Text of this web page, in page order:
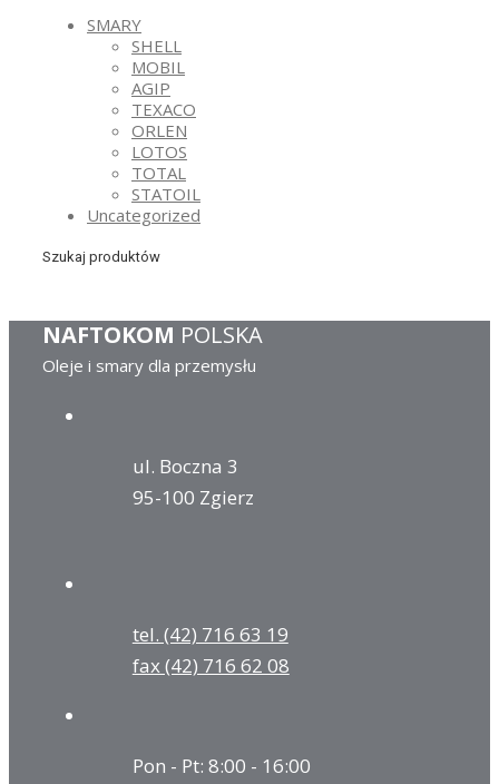
SMARY
SHELL
MOBIL
AGIP
TEXACO
ORLEN
LOTOS
TOTAL
STATOIL
Uncategorized
Szukaj produktów
NAFTOKOM POLSKA
Oleje i smary dla przemysłu
ul. Boczna 3
95-100 Zgierz
tel. (42) 716 63 19
fax (42) 716 62 08
Pon - Pt: 8:00 - 16:00